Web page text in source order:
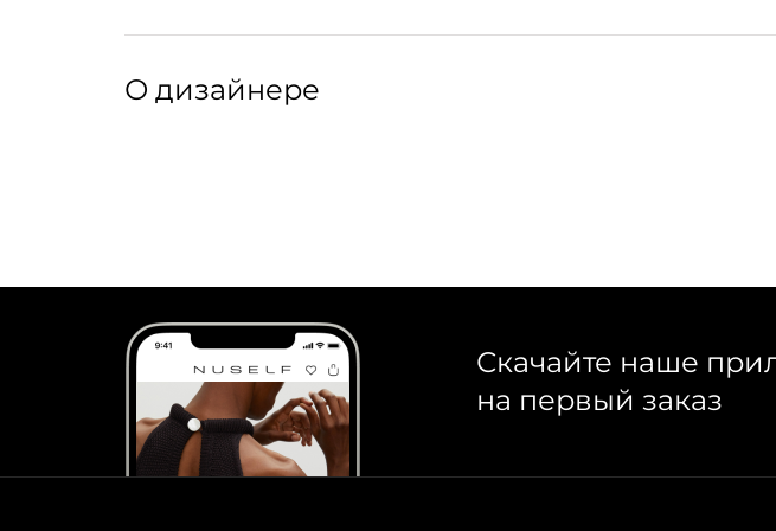
Длина: 1,5 м
О дизайнере
Скачайте наше
на первый заказ